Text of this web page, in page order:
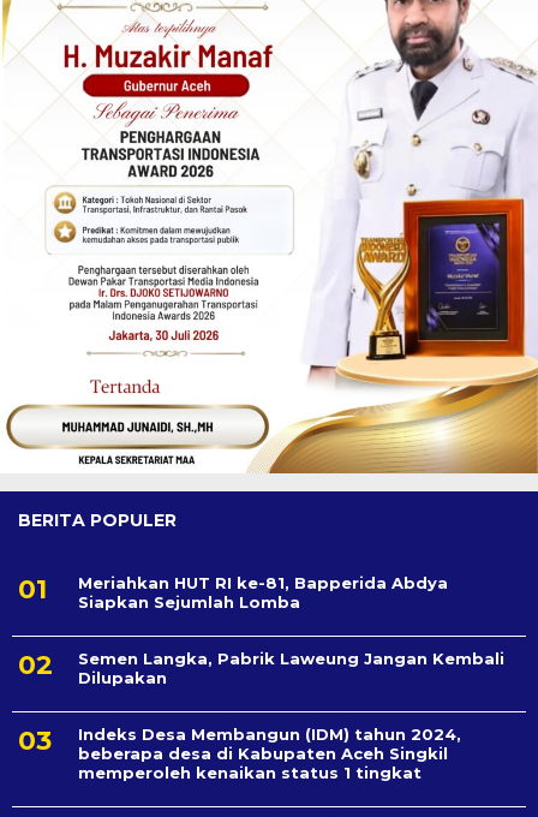
BERITA POPULER
Meriahkan HUT RI ke-81, Bapperida Abdya
Siapkan Sejumlah Lomba
Semen Langka, Pabrik Laweung Jangan Kembali
Dilupakan
Indeks Desa Membangun (IDM) tahun 2024,
beberapa desa di Kabupaten Aceh Singkil
memperoleh kenaikan status 1 tingkat